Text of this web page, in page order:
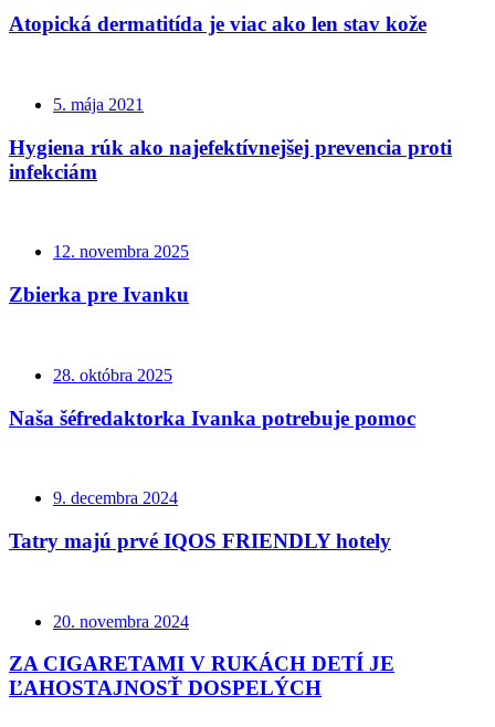
Atopická dermatitída je viac ako len stav kože
5. mája 2021
Hygiena rúk ako najefektívnejšej prevencia proti
infekciám
12. novembra 2025
Zbierka pre Ivanku
28. októbra 2025
Naša šéfredaktorka Ivanka potrebuje pomoc
9. decembra 2024
Tatry majú prvé IQOS FRIENDLY hotely
20. novembra 2024
ZA CIGARETAMI V RUKÁCH DETÍ JE
ĽAHOSTAJNOSŤ DOSPELÝCH